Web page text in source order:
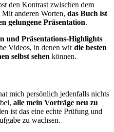
den Kontrast zwischen dem
anderen Worten, das Buch ist
gelungene Präsentation.
und Präsentations-Highlights
Videos, in denen wirdie besten
selbst sehen können.
mich persönlich jedenfalls nichts
alle mein Vorträge neu zu
ist das eine echte Prüfung und
zu wachsen.